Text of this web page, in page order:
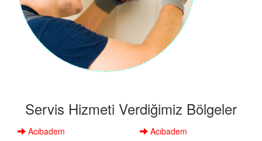
Servis Hizmeti Verdiğimiz Bölgeler
Acıbadem
Acıbadem